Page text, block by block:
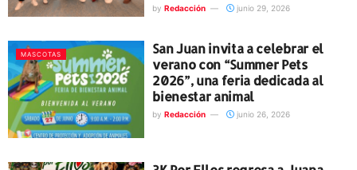
by Redacción junio 29, 2026
MASCOTAS
San Juan invita a celebrar el
verano con “Summer Pets
2026”, una feria dedicada al
bienestar animal
by Redacción junio 26, 2026